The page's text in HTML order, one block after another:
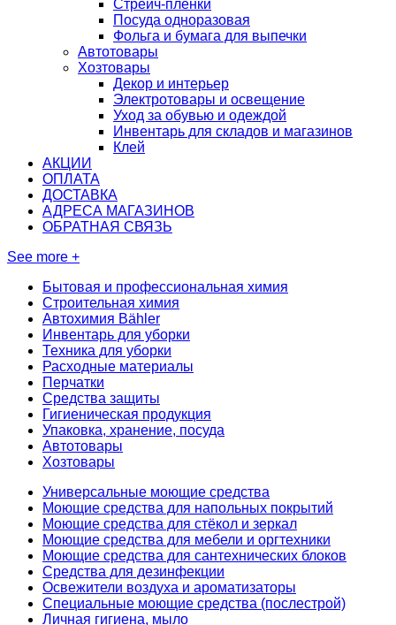
Стрейч-плёнки
Посуда одноразовая
Фольга и бумага для выпечки
Автотовары
Хозтовары
Декор и интерьер
Электротовары и освещение
Уход за обувью и одеждой
Инвентарь для складов и магазинов
Клей
АКЦИИ
ОПЛАТА
ДОСТАВКА
АДРЕСА МАГАЗИНОВ
ОБРАТНАЯ СВЯЗЬ
See more +
Бытовая и профессиональная химия
Строительная химия
Автохимия Bähler
Инвентарь для уборки
Техника для уборки
Расходные материалы
Перчатки
Средства защиты
Гигиеническая продукция
Упаковка, хранение, посуда
Автотовары
Хозтовары
Универсальные моющие средства
Моющие средства для напольных покрытий
Моющие средства для стёкол и зеркал
Моющие средства для мебели и оргтехники
Моющие средства для сантехнических блоков
Средства для дезинфекции
Освежители воздуха и ароматизаторы
Специальные моющие средства (послестрой)
Личная гигиена, мыло